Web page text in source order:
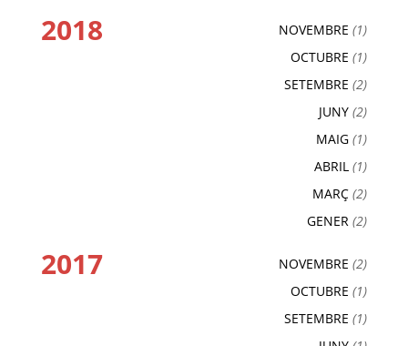
2018 NOVEMBRE (1)
OCTUBRE (1)
SETEMBRE (2)
JUNY (2)
MAIG (1)
ABRIL (1)
MARÇ (2)
GENER (2)
2017 NOVEMBRE (2)
OCTUBRE (1)
SETEMBRE (1)